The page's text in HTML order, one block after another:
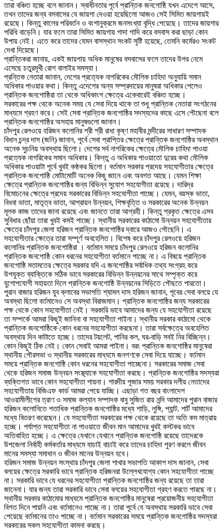
তারা বঞ্চিত হচ্ছে বলে জানান। স্বাধীনতার পূর্বে প্রান্তিক জনগোষ্ঠি যখন এদেশে আসে,
তখন তাদের জন্য বসবাসের যে জায়গা দেওয়া হয়েছিলো আজও সেই সিমিত জায়গায়ই
রয়েছে। কিন্তু কালের পরিবর্তন ও বংশানুক্রমে জনসংখ্যা বৃদ্ধি পেয়েছে। তাদের জায়গার
পরিধি বাড়েনি। যার ফলে তারা সিমিত জায়গায় গাদা গাদি করে বসবাস করা ছাড়া কোন
উপায় নেই। এতে করে তাদের যেমন বাসস্থান সংকট সৃষ্টি হয়েছে, তেমনি কর্মেরও সংকট
দেখা দিয়েছে।
প্রান্তিকরা জানায়, একই জায়গায় অধিক মানুষের বসবাসের ফলে তাদের উপর নেমে
এসেছে চতুরমূখী রোগ বালাইর সমস্যা।
প্রন্তিক নেতারা জানান, দেশের প্রত্যেক নাগরিকের মৌলিক চাহিদা অনুযায়ি সমান
অধিকার পাওয়ার কথা। কিন্তু এদেশের অন্য সম্প্রদায়ের মানুষরা অধিকার পেলেও
প্রান্তিক জনগোষ্ঠিরা তা থেকে অধিকাংশ ক্ষেত্রে একেবারেই বঞ্চিত হচ্ছে।
সরকারের পক্ষ থেকে অনেক সময় যে সেবা দিয়ে থাকে তা শুধু প্রান্তিক নেতারা সংগঠনের
মাধ্যমে গ্রহণ করে। সেই সেবা প্রান্তিক জনগোষ্ঠির সদস্যদের কাছে এসে পৌছেনা বলে
প্রান্তিক জনগোষ্ঠির অসহায় মানুষগুলো জানান।
চাঁদপুর রেলওয়ে হরিজন কলোনির শ্রী শ্রী রাধা কৃষ্ণ মহাবীর মন্দীরের সাধারণ সম্পাদক
বিধান চন্দ্র দাস (জনি) জানান, পূর্বে সেবা প্রাপ্তির ক্ষেত্রে প্রান্তিক জনগোষ্ঠির অবস্থান
অনেক সুচনিয় অবস্থায় ছিলো। দেশের সর্ব নাগরিকের ক্ষেত্রে মৌলিক চাহিদা পাওয়া
প্রত্যেক নাগরিকের সমান অধিকার। কিন্তু এ অধিকার পাওয়াতো দুরের কথা মৌলিক
অধিকার পাওয়াটা পূর্বে খুবই কষ্ঠকর ছিলো। বর্তমান সরকার প্রদেয় সহযোগীতার ক্ষেত্রে
প্রান্তিক জনগোষ্ঠি মোটামোটি অনেক কিছু জানে এবং অবগত আছে। যেমন শিক্ষা
ক্ষেত্রে প্রান্তিক জনগোষ্ঠির জন্য বিভিন্ন সুযোগ সহযোগীতা রয়েছে। দারিদ্র
বিমোচনের ক্ষেত্রে প্রদেয় সরকারের বিভিন্ন সহযোগীতা পাচ্ছে। যেমন, বয়স্ক ভাতা,
বিধবা ভাতা, মাতৃত্ব ভাতা, আশ্রায়ন উন্নয়ন, শিক্ষবৃত্তি ও সরকারের অনেক উন্নয়ন
মূলক কাজ তাদের জানা রয়েছে এবং জানতে তারা আগ্রহী। কিন্তু প্রকৃত ক্ষেত্রে এসব
সুবিধার ছোঁয়া তারা খুবই কমই পাচ্ছে। স্থানীয় সরকারের কাঠামো উন্নয়ন সহযোগীতার
ক্ষেত্রে চাঁদপুর জেলা হরিজন প্রান্তিক জনগোষ্ঠির দ্বারে আজও পৌছেনি। এ
সহযোগীতার ক্ষেত্রে তারা সম্পূর্ণ অবহেলিত। বিশেষ করে চাঁদপুর রেলওয়ে হরিজন
কলোনির প্রান্তিক জনগোষ্ঠিরা । বর্তমান সময়ে চাঁদপুর রেলওয়ে হরিজন কলোনির
প্রান্তিক জনগোষ্ঠি কোন ধরনের সহযোগীতা বর্তমানে পাচ্ছে না। এ বিষয়ে প্রান্তিক
জনগোষ্ঠি মতামতের ক্ষেত্রে সরকার যদি এ জনগোষ্ঠির সর্বাধিক তথ্য সংগ্রহ করে
উপযুক্ত ব্যাক্তিকে সঠিক ভাবে সরকারের বিভিন্ন উন্নয়নের সাথে সম্পৃক্ত করে
যুগোপযোগী সহায়তা দিলে প্রান্তিক জনগোষ্ঠি উন্নয়নের সিড়িতে পৌছতে পারতো।
পুরান বাজার হরিজন যুব ক্লাবের সভাপতি শ্যামল দাস হরিজন জানান, পূবের সেবা বলয়ে যে
অবস্থা ছিলো বর্তমানেও সে অবস্থা বিরাজমান। প্রান্তিক জনগোষ্ঠির জন্য সরকারের
পক্ষ থেকে কোন সহযোগীতা নেই। সরকারি ভাবে আমাদের জন্য যে সহযোগীতা রয়েছে
তা সম্পর্কে আমরা কিছুই জানিনা বা সহযোগীতা পাইনা। স্থানীয় সরকার কাঠামো থেকে
প্রান্তিক জনগোষ্ঠিকে কোন ধরনের সহযোগীতা করছেনা। তারা সর্বক্ষেত্রে অবহেলিত
অবস্থায় দিন কাটাতে হচ্ছে। তাদের টয়লেট, পানির কল, ঘর-বাড়ি সবই নির বিচ্ছিন্ন।
কোন কিছুই ঠিক নেই। কোন সেবাই আমরা পাইনা। বরং প্রান্তিক জনগোষ্ঠির মানুষেরা
স্থানীয় পৌরসভা ও স্থানীয় সরকারের মাধ্যমে জনগণকে সেবা দিয়ে যাচ্ছে। বর্তমান
সময়ে প্রান্তিক জনগোষ্ঠি কোন ধরনের সহযোগীতা পাচ্ছেনা। সরকারের সমাজ সেবা
থেকে হরিজন সমাজ উন্নয়ন সংস্থ্যাকে সহযোগীতা করছে। প্রান্তিক জনগোষ্ঠির সদস্যরা
ব্যক্তিগত ভাবে কোন সহযোগীতা পায়না। শারদীয় পূজার সময় সরকার দলীয় নেতাদের
সহযোগীতায় বিজিএফ কার্ড আমরা পেয়ে যাচ্ছি। এছাড়া গত বছর বাংলাদেশ
আওয়ামীলীগের ত্রাণ ও সমাজ কল্যান সম্পাদক বাবু সুজিত রায় নন্দি আমাদের পুরান বাজার
হরিজন কলোনিতে শতাধিক প্রান্তিক জনগোষ্ঠির মধ্যে শাড়ি, লুঙ্গি, প্যান্ট. শার্ট আমাদের
মধ্যে বিতরণ করেছেন। যে সহযোগীতা সরকারের পক্ষ থেকে রয়েছে তা অতি কম মাত্রায়
হচ্ছে। পর্যাপ্ত সহযোগীতা না পাওয়াতে জীবন মান আমাদের খুবই কস্টকর ভাবে
অতিবাহিত হচ্ছে। এ ক্ষেত্রে যেখানে যেখানে প্রান্তিক জনগোষ্ঠি রয়েছে তাদেরকে
উপজেলা নির্বাহী কর্মকর্তার মাধ্যমে যাচাই বাচাই করে তাদের চাহিদা পুরণ করলে জীবন
মানের সমস্যা সমাধান ও জীবন মানের উন্নয়ন হবে।
হরিজন সমাজ উন্নয়ন সংস্থার চাঁদপুর জেলা শাখার সভাপতি আকাশ দাস জানান, সেবা
বলয়ের ক্ষেত্রে সরকারি ভাবে প্রান্তিক হরিজনরা উল্লেখযোগ্য কোন সহযোগীতা পাচ্ছে
না। সরকারি ভাবে যে ধরনের সহযোগীতা প্রান্তিক জনগোষ্ঠির জন্য রয়েছে তা তারা
জানেনা। যার জন্য তারা সরকারি ভাবে সেবা বলয়ের সহযোগীতা গ্রহণ করতে পারছে না।
স্থানীয় সরকার কাঠামোর মাধ্যমে প্রান্তিক জনগোষ্ঠির মানুষেরা প্রয়োজনীয় সহযোগীতা
বিগত দিনে পায়নি এবং বর্তমানেও পাচ্ছে না। তারা পূর্বে যে অবস্থায় সরকারি ভাবে সেবা
পেয়েছে বর্তমানের তাও পাচ্ছে না। বর্তমান সরকারের সময়ে প্রান্তিক জনগোষ্ঠির সদস্যরা
সরকারের সকল সহযোগীতা কামনা করছে।